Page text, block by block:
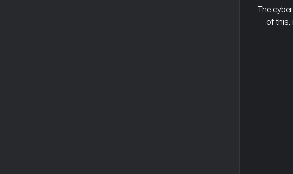
The
of this,